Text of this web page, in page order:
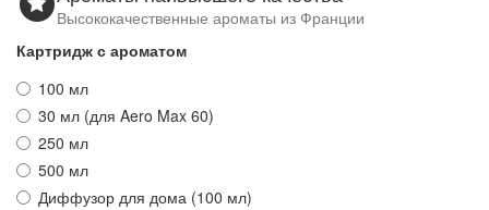
Высококачественные ароматы из Франции
Картридж с ароматом
100 мл
30 мл (для Aero Max 60)
250 мл
500 мл
Диффузор для дома (100 мл)